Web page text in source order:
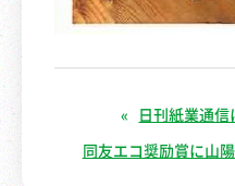
日刊紙業通信
同友エコ奨励賞に山